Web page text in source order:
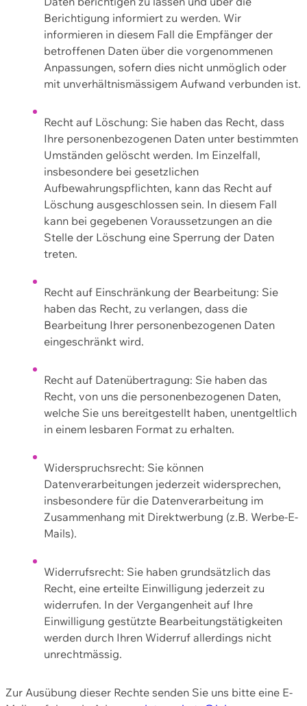
Berichtigung informiert zu werden. Wir
informieren in diesem Fall die Empfänger der
betroffenen Daten über die vorgenommenen
Anpassungen, sofern dies nicht unmöglich oder
mit unverhältnismässigem Aufwand verbunden ist.
Recht auf Löschung: Sie haben das Recht, dass
Ihre personenbezogenen Daten unter bestimmten
Umständen gelöscht werden. Im Einzelfall,
insbesondere bei gesetzlichen
Aufbewahrungspflichten, kann das Recht auf
Löschung ausgeschlossen sein. In diesem Fall
kann bei gegebenen Voraussetzungen an die
Stelle der Löschung eine Sperrung der Daten
treten.
Recht auf Einschränkung der Bearbeitung: Sie
haben das Recht, zu verlangen, dass die
Bearbeitung Ihrer personenbezogenen Daten
eingeschränkt wird.
Recht auf Datenübertragung: Sie haben das
Recht, von uns die personenbezogenen Daten,
welche Sie uns bereitgestellt haben, unentgeltlich
in einem lesbaren Format zu erhalten.
Widerspruchsrecht: Sie können
Datenverarbeitungen jederzeit widersprechen,
insbesondere für die Datenverarbeitung im
Zusammenhang mit Direktwerbung (z.B. Werbe-E-
Mails).
Widerrufsrecht: Sie haben grundsätzlich das
Recht, eine erteilte Einwilligung jederzeit zu
widerrufen. In der Vergangenheit auf Ihre
Einwilligung gestützte Bearbeitungstätigkeiten
werden durch Ihren Widerruf allerdings nicht
unrechtmässig.
Zur Ausübung dieser Rechte senden Sie uns bitte eine E-